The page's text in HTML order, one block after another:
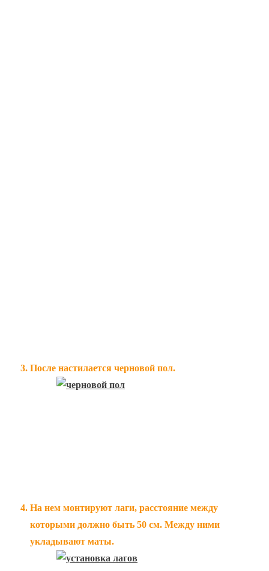
После настилается черновой пол.
На нем монтируют лаги, расстояние между
которыми должно быть 50 см. Между ними
укладывают маты.